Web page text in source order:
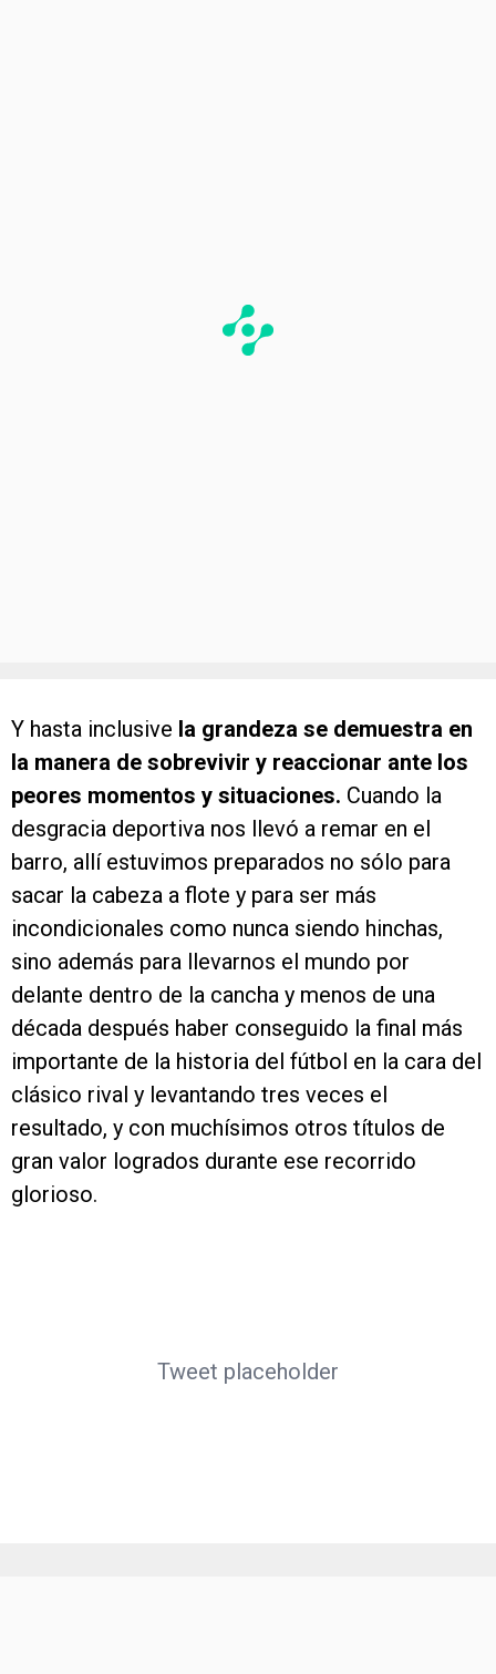
Y hasta inclusive la grandeza se demuestra en
la manera de sobrevivir y reaccionar ante los
peores momentos y situaciones. Cuando la
desgracia deportiva nos llevó a remar en el
barro, allí estuvimos preparados no sólo para
sacar la cabeza a flote y para ser más
incondicionales como nunca siendo hinchas,
sino además para llevarnos el mundo por
delante dentro de la cancha y menos de una
década después haber conseguido la final más
importante de la historia del fútbol en la cara del
clásico rival y levantando tres veces el
resultado, y con muchísimos otros títulos de
gran valor logrados durante ese recorrido
glorioso.
Tweet placeholder